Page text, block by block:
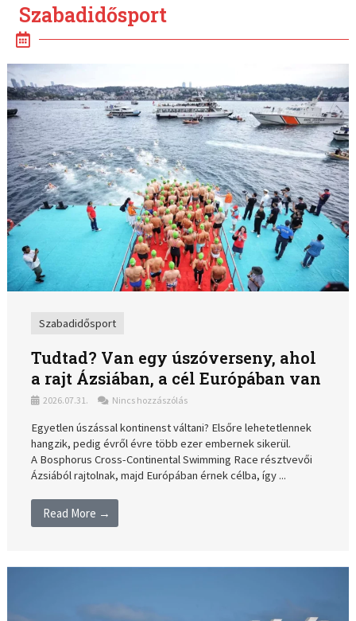
Szabadidősport
Szabadidősport
Tudtad? Van egy úszóverseny, ahol
a rajt Ázsiában, a cél Európában van
2026.07.31. Nincs hozzászólás
Egyetlen úszással kontinenst váltani? Elsőre lehetetlennek
hangzik, pedig évről évre több ezer embernek sikerül.
A Bosphorus Cross-Continental Swimming Race résztvevői
Ázsiából rajtolnak, majd Európában érnek célba, így ...
Read More →